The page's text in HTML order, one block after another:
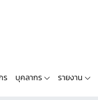
ร บุคลากร รายงาน